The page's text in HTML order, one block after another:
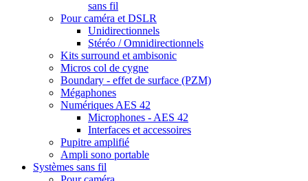
sans fil
Pour caméra et DSLR
Unidirectionnels
Stéréo / Omnidirectionnels
Kits surround et ambisonic
Micros col de cygne
Boundary - effet de surface (PZM)
Mégaphones
Numériques AES 42
Microphones - AES 42
Interfaces et accessoires
Pupitre amplifié
Ampli sono portable
Systèmes sans fil